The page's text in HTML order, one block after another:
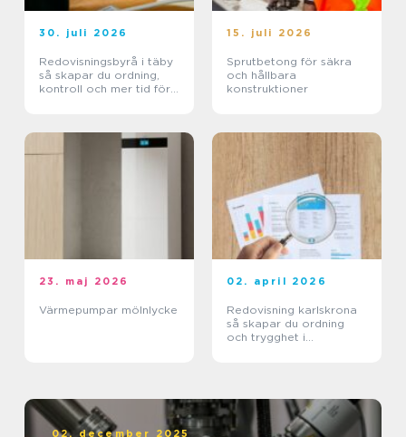
30. juli 2026
Redovisningsbyrå i täby
så skapar du ordning,
kontroll och mer tid för
15. juli 2026
Sprutbetong för säkra
och hållbara
konstruktioner
23. maj 2026
Värmepumpar mölnlycke
02. april 2026
Redovisning karlskrona
så skapar du ordning
och trygghet i
02. december 2025